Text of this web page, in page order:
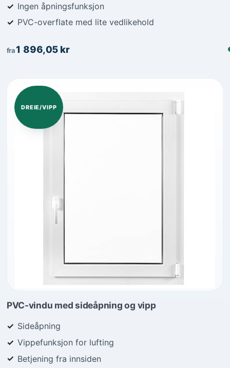
Ingen åpningsfunksjon
PVC-overflate med lite vedlikehold
fra1 896,05 kr
DREIE/VIPP
PVC-vindu med sideåpning og vipp
Sideåpning
Vippefunksjon for lufting
Betjening fra innsiden